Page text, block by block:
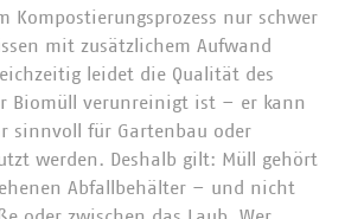
Kompostierungsprozess nur schwer
mit zusätzlichem Aufwand
leidet die Qualität des
Biomüll verunreinigt ist – er kann
sinnvoll für Gartenbau oder
werden. Deshalb gilt: Müll gehört
Abfallbehälter – und nicht